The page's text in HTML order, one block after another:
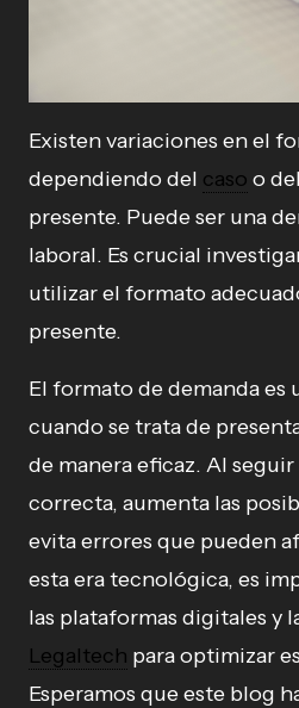
Existen variaciones en el
dependiendo del caso o
presente. Puede ser una
laboral. Es crucial
utilizar el formato
presente.
El formato de demanda es
cuando se trata de
de manera eficaz. Al
correcta, aumenta las
evita errores que pueden
esta era tecnológica, es
las plataformas digitales y
Legaltech para optimizar
Esperamos que este blog